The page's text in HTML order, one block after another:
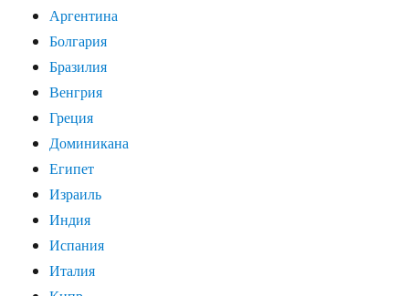
Аргентина
Болгария
Бразилия
Венгрия
Греция
Доминикана
Египет
Израиль
Индия
Испания
Италия